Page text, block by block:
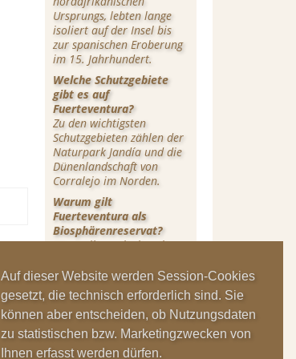
Auf dieser Website werden Session-Cookies
gesetzt, die technisch erforderlich sind. Sie
können aber entscheiden, ob Nutzungsdaten
zu statistischen bzw. Marketingzwecken von
Ihnen erfasst werden dürfen.
Ursprungs, lebten lange
isoliert auf der Insel bis
zur spanischen Eroberung
im 15. Jahrhundert.
Welche Schutzgebiete
gibt es auf
Fuerteventura?
Zu den wichtigsten
Schutzgebieten zählen der
Naturpark Jandía und die
Dünenlandschaft von
Corralejo im Norden.
Warum gilt
Fuerteventura als
Biosphärenreservat?
Wegen ihrer einzigartigen
Bemühungen im
Naturschutz wurde
Fuerteventura von der
UNESCO als
Biosphärenreservat
anerkannt.